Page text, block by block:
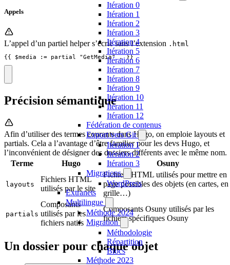
Itération 0
Itération 1
Itération 2
Itération 3
Itération 4
Itération 5
Itération 6
Itération 7
Itération 8
Itération 9
Itération 10
Itération 11
Itération 12
Fédération de contenus
Export vers Git
Itération 1
Itération 2
Itération 3
Migrations
WordPress
Extranets
Multilingue
Méthode 2024
Migration
Méthodologie
Répartition
Blocs
Méthode 2023
Appels
L’appel d’un partiel helper s’écrie sans l’extension .html
{{ $media := partial "GetMedia" . }}
Précision sémantique
Afin d’utiliser des termes courants dans Hugo, on emploie layouts et
partials. Cela a l’avantage d’être familier pour les devs Hugo, et
l’inconvénient de désigner des dossiers différents avec le même nom.
Terme
Hugo Osuny
layouts
Fichiers HTML
utilisés par le site
Fichiers HTML utilisés pour mettre en
page possibles des objets (en cartes, en
grille…)
partials
Composants
utilisés par les
fichiers natifs
Composants Osuny utilisés par les
fichiers spécifiques Osuny
Un dossier pour chaque objet